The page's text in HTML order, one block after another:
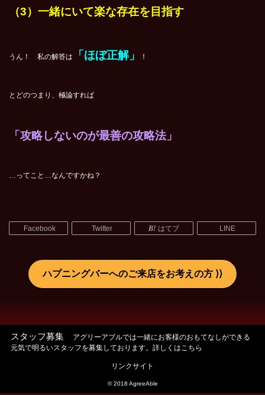
（3）一緒にいて楽な存在を目指す
うん！ 私の解答は 「ほぼ正解」 ！
とどのつまり、極論すれば
「攻略しないのが最善の攻略法」
…ってこと…なんですかね？
Facebook Twitter はてブ LINE
ハプニングバーへのご来店をお考えの方
スタッフ募集
アグリーアブルでは一緒にお客様のおもてなしができる
元気で明るいスタッフを募集しております。詳しくはこちら
リンクサイト
© 2018 AgreeAble